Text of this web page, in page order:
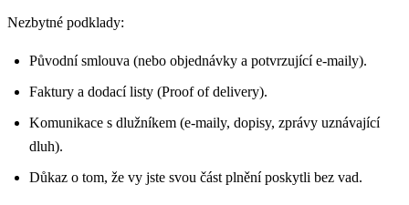
Nezbytné podklady:
Původní smlouva (nebo objednávky a potvrzující e-maily).
Faktury a dodací listy (Proof of delivery).
Komunikace s dlužníkem (e-maily, dopisy, zprávy uznávající
dluh).
Důkaz o tom, že vy jste svou část plnění poskytli bez vad.